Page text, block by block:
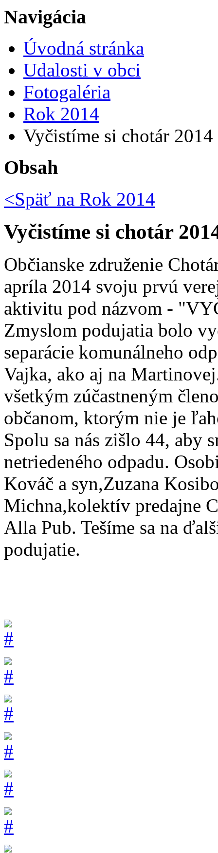
Navigácia
Úvodná stránka
Udalosti v obci
Fotogaléria
Rok 2014
Vyčistíme si chotár 2014
Obsah
<Späť na Rok 2014
Vyčistíme si chotár
Občianske združenie
apríla 2014 svoju prvú
aktivitu pod názvom -
Zmyslom podujatia bolo
separácie komunálneho
Vajka, ako aj na
všetkým zúčastneným
občanom, ktorým nie je
Spolu sa nás zišlo 44, aby
netriedeného odpadu.
Kováč a syn,Zuzana
Michna,kolektív predajne
Alla Pub. Tešíme sa na
podujatie.